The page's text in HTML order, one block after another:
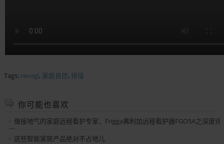
Tags: revogi, 家庭自控, 排插
你可能也喜欢
做接地气的家庭远程看护专家，Frigga弗利加远程看护器FGO5A之深度评
测
这些智能家居产品绝对不占地儿